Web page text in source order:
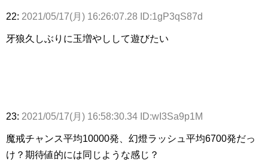
22: 2021/05/17(月) 16:26:07.28 ID:1gP3qS87d
牙狼久しぶりに玉増やしして遊びたい
23: 2021/05/17(月) 16:58:30.34 ID:wI3Sa9p1M
魔戒チャンス平均10000発、幻燈ラッシュ平均6700発だっ
け？期待値的には同じような感じ？